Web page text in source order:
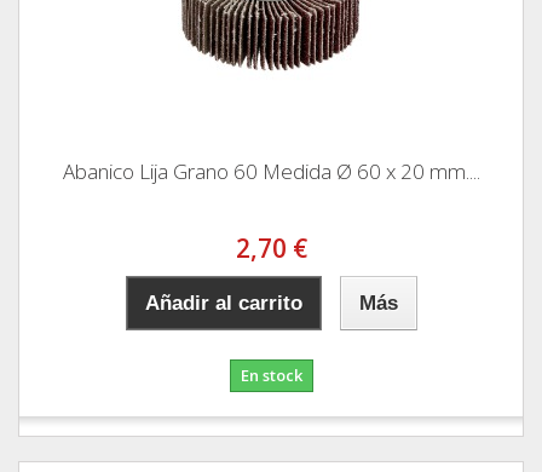
Abanico Lija Grano 60 Medida Ø 60 x 20 mm....
2,70 €
Añadir al carrito Más
En stock